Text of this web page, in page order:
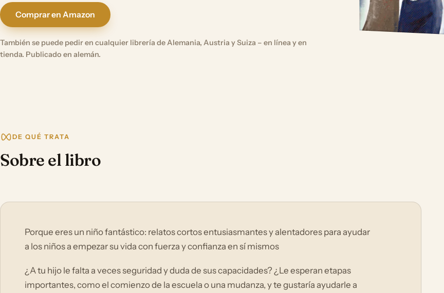
Comprar en Amazon
También se puede pedir en cualquier librería de Alemania, Austria y Suiza – en línea y en
tienda. Publicado en alemán.
DE QUÉ TRATA
Sobre el libro
Porque eres un niño fantástico: relatos cortos entusiasmantes y alentadores para ayudar
a los niños a empezar su vida con fuerza y confianza en sí mismos
¿A tu hijo le falta a veces seguridad y duda de sus capacidades? ¿Le esperan etapas
importantes, como el comienzo de la escuela o una mudanza, y te gustaría ayudarle a